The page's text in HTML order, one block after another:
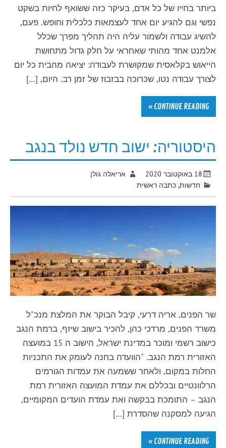
ביותר בחייו של כל אדם, בעיקר כזה ששואף לחיות בשקט
נפשי וגם להגיע יום אחד לעצמאות כלכלית וחופש. פעם,
להשיג עבודה ולשמור עליה היה תהליך מפרך שכלל
אלמנט אחד מהותי שאחראי על חלק גדול מתחושת
הייאוש בקלאסית שמקושרת לעבודה: יציאה מהבית כל יום
לצורך עבודה נטו, שכרוכה בבזבוז של זמן רב. היום, […]
CONTINUE READING »
היסטוריה: ישוב חדש נולד בנגב
18 באוקטובר 2020
אריאלה גולן
חדשות,כתבה ראשית
שר הפנים, אריה דרעי, קיבל הבוקר את המלצת מנכ"ל
משרד הפנים, מרדכי כהן, להכיר בישוב שיזף, ברמת הנגב
כישוב רשמי ומוכר במדינת ישראל, הישוב ה 15 במועצה
האזורית רמת הנגב. "הוועדה בחנה לעומק את התכניות
החלות במקום, ולאחר ששמעה את עמדות הגורמים
הרלוונטיים ובכללם את עמדת המועצה האזורית רמת
הנגב – התומכת בבקשה ואת עמדת הועדים המקומיים,
הגיעה למסקנה שהסדרת […]
CONTINUE READING »